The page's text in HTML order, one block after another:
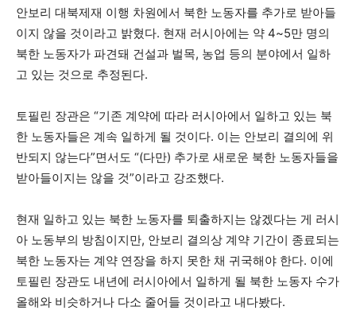
안보리 대북제재 이행 차원에서 북한 노동자를 추가로 받아들
이지 않을 것이라고 밝혔다. 현재 러시아에는 약 4~5만 명의
북한 노동자가 파견돼 건설과 벌목, 농업 등의 분야에서 일하
고 있는 것으로 추정된다.
토필린 장관은 “기존 계약에 따라 러시아에서 일하고 있는 북
한 노동자들은 계속 일하게 될 것이다. 이는 안보리 결의에 위
반되지 않는다”면서도 “(다만) 추가로 새로운 북한 노동자들을
받아들이지는 않을 것”이라고 강조했다.
현재 일하고 있는 북한 노동자를 퇴출하지는 않겠다는 게 러시
아 노동부의 방침이지만, 안보리 결의상 계약 기간이 종료되는
북한 노동자는 계약 연장을 하지 못한 채 귀국해야 한다. 이에
토필린 장관도 내년에 러시아에서 일하게 될 북한 노동자 수가
올해와 비슷하거나 다소 줄어들 것이라고 내다봤다.